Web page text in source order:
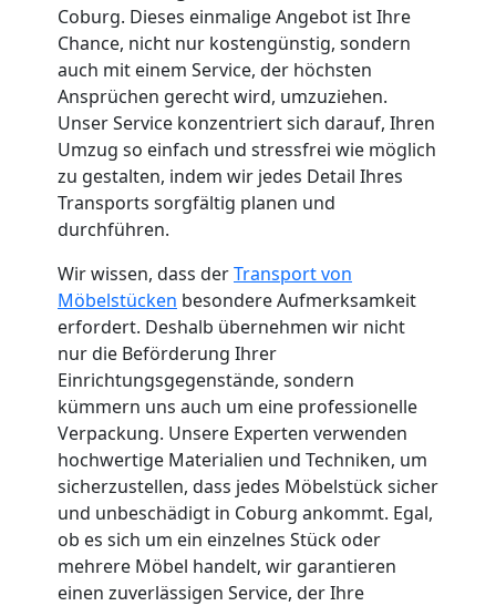
Coburg. Dieses einmalige Angebot ist Ihre
Chance, nicht nur kostengünstig, sondern
auch mit einem Service, der höchsten
Ansprüchen gerecht wird, umzuziehen.
Unser Service konzentriert sich darauf, Ihren
Umzug so einfach und stressfrei wie möglich
zu gestalten, indem wir jedes Detail Ihres
Transports sorgfältig planen und
durchführen.
Wir wissen, dass derTransport von
Möbelstücken besondere Aufmerksamkeit
erfordert. Deshalb übernehmen wir nicht
nur die Beförderung Ihrer
Einrichtungsgegenstände, sondern
kümmern uns auch um eine professionelle
Verpackung. Unsere Experten verwenden
hochwertige Materialien und Techniken, um
sicherzustellen, dass jedes Möbelstück sicher
und unbeschädigt in Coburg ankommt. Egal,
ob es sich um ein einzelnes Stück oder
mehrere Möbel handelt, wir garantieren
einen zuverlässigen Service, der Ihre
Neustadt
Fernumzug
Wiener
Neustadt
Firmenumzug
Wiener
Neustadt
Büroumzug
Wiener